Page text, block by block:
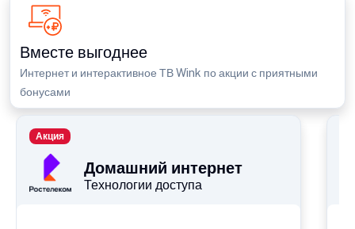
Вместе выгоднее
Интернет и интерактивное ТВ Wink по акции с приятными
бонусами
Домашний интернет
Технологии доступа
Акция